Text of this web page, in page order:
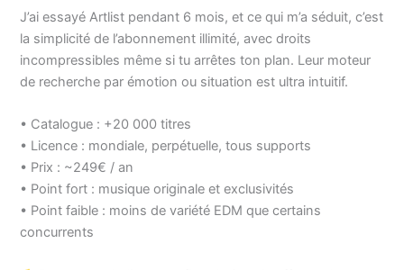
J’ai essayé Artlist pendant 6 mois, et ce qui m’a séduit, c’est
la simplicité de l’abonnement illimité, avec droits
incompressibles même si tu arrêtes ton plan. Leur moteur
de recherche par émotion ou situation est ultra intuitif.
• Catalogue : +20 000 titres
• Licence : mondiale, perpétuelle, tous supports
• Prix : ~249€ / an
• Point fort : musique originale et exclusivités
• Point faible : moins de variété EDM que certains
concurrents